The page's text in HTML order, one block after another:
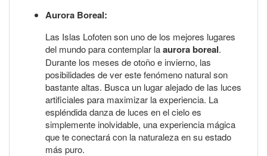
Aurora Boreal:
Las Islas Lofoten son uno de los mejores lugares
del mundo para contemplar laaurora boreal.
Durante los meses de otoño e invierno, las
posibilidades de ver este fenómeno natural son
bastante altas. Busca un lugar alejado de las luces
artificiales para maximizar la experiencia. La
espléndida danza de luces en el cielo es
simplemente inolvidable, una experiencia mágica
que te conectará con la naturaleza en su estado
más puro.